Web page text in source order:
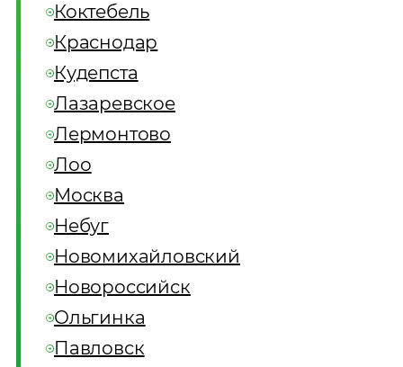
Коктебель
Краснодар
Кудепста
Лазаревское
Лермонтово
Лоо
Москва
Небуг
Новомихайловский
Новороссийск
Ольгинка
Павловск